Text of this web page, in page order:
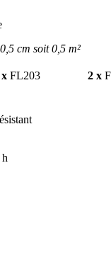
cm soit 0,5 m²
FL203 2 x